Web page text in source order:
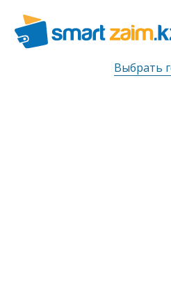
Выбрать